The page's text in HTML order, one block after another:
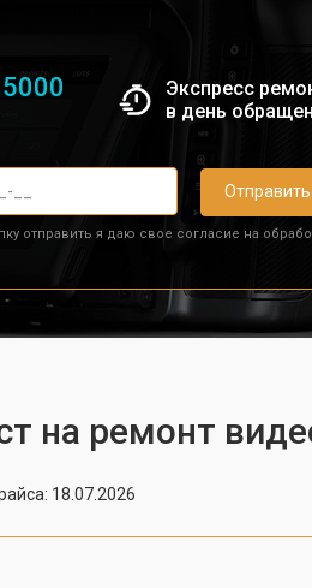
5000
Экспресс
в день
отправить я даю свое согласие на
на ремонт
18.07.2026